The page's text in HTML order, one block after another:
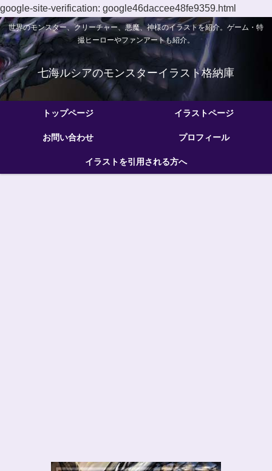
google-site-verification: google46daccee48fe9359.html
世界のモンスター、クリーチャー、悪魔、神様のイラストを紹介。ゲーム・特
撮ヒーローやファンアートも紹介。
七海ルシアのモンスターイラスト格納庫
トップページ イラストページ
お問い合わせ プロフィール
イラストを引用される方へ